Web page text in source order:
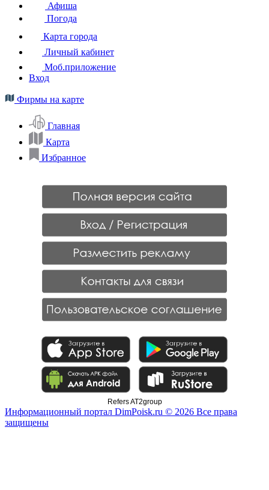
Афиша
Погода
Карта города
Личный кабинет
Моб.приложение
Вход
Фирмы на карте
Главная
Карта
Избранное
Refers AT2group
Информационный портал DimPoisk.ru © 2026 Все права
защищены